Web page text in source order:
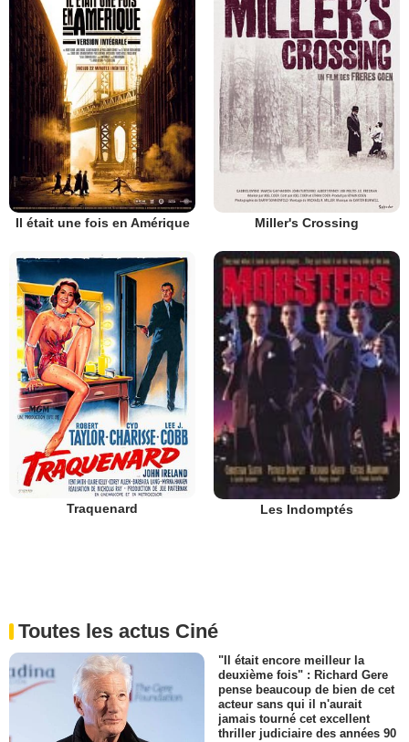
Il était une fois en Amérique Miller's Crossing
Traquenard Les Indomptés
Toutes les actus Ciné
"Il était encore meilleur la
deuxième fois" : Richard Gere
pense beaucoup de bien de cet
acteur sans qui il n'aurait
jamais tourné cet excellent
thriller judiciaire des années 90